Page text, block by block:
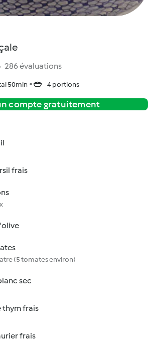
286 évaluations
50min 4 portions
compte gratuitement
frais
(5 tomates environ)
sec
thym frais
frais